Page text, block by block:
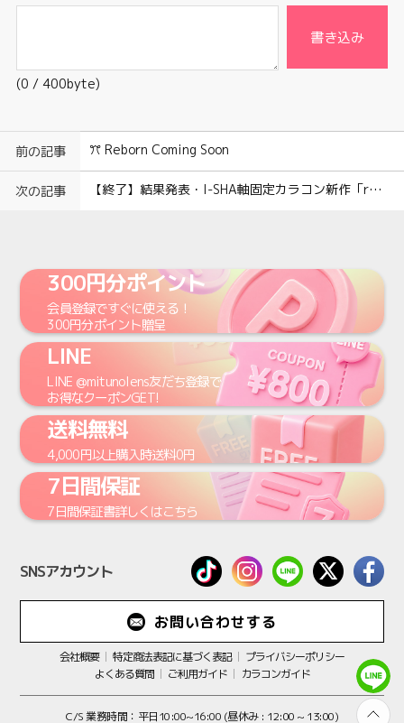
書き込み
(0 / 400byte)
前の記事 ꔫ Reborn Coming Soon
次の記事 【終了】結果発表・I-SHA軸固定カラコン新作「reborn(リボン)」レビューコンテスト
300円分ポイント
会員登録ですぐに使える！
300円分ポイント贈呈
LINE
LINE @mitunolens友だち登録で
お得なクーポンGET!
送料無料
4,000円以上購入時送料0円
7日間保証
7日間保証書詳しくはこちら
SNSアカウント
お問い合わせする
会社概要 特定商法表記に基づく表記
プライバシーポリシー
よくある質問
ご利用ガイド カラコンガイド
C/S 業務時間：平日10:00~16:00 (昼休み : 12:00 ~ 13:00)